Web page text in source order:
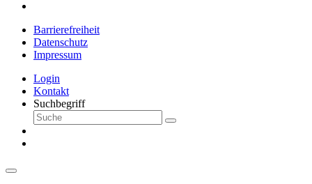
Barrierefreiheit
Datenschutz
Impressum
Login
Kontakt
Suchbegriff